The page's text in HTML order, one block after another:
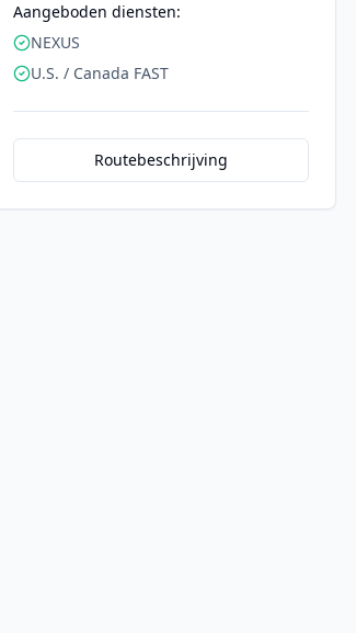
Aangeboden diensten:
NEXUS
U.S. / Canada FAST
Routebeschrijving